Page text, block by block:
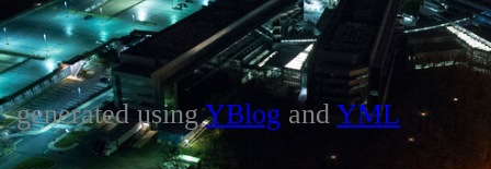
generated usingYBlog and YML